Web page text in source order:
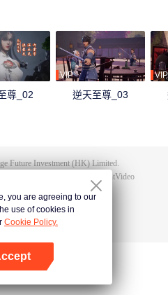
至尊設計聯手殺害，並詛咒其萬世輪
，理念被改，就連最疼愛的徒兒靈霞天
世世滅門，直到最後一世轉生到了譚雲
爺，但鴻蒙至尊轉生之人需要受到生死刺
妻與司徒家少爺偷情並被毆打，在將死
廢柴的譚雲憑藉著鴻蒙神胎，逆天改
前世的功法，快速提升修為。譚雲先是
尊_02
VIP
逆天至尊_03
VIP
Future Investment (HK) Limited.
TencentVideo
you are agreeing to our
use of cookies in
Cookie Policy.